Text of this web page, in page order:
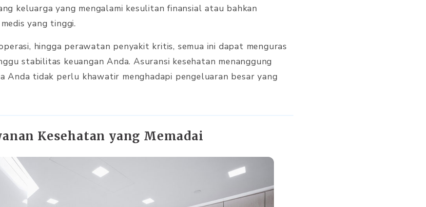
keluarga yang mengalami kesulitan finansial atau bahkan
yang tinggi.
hingga perawatan penyakit kritis, semua ini dapat menguras
stabilitas keuangan Anda. Asuransi kesehatan menanggung
Anda tidak perlu khawatir menghadapi pengeluaran besar yang
Kesehatan yang Memadai